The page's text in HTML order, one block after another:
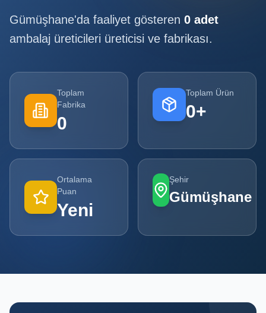
Sayfa
Tüm
Ürünler
Kampanyalar
POPÜLER
KATEGORILER
Gümüşhane'da faaliyet gösteren 0 adet
ambalaj üreticileri üreticisi ve fabrikası.
Toplam
Fabrika
0
Toplam Ürün
0+
Ortalama
Puan
Yeni
Şehir
Gümüşhane